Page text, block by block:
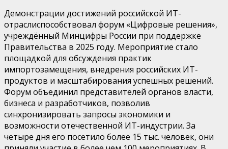
Демонстрации достижений российской ИТ-
отраслиспособствовал форум «Цифровые решения»,
учреждённый Минцифры России при поддержке
Правительства в 2025 году. Мероприятие стало
площадкой для обсуждения практик
импортозамещения, внедрения российских ИТ-
продуктов и масштабирования успешных решений.
Форум объединил представителей органов власти,
бизнеса и разработчиков, позволив
синхронизировать запросы экономики и
возможности отечественной ИТ-индустрии. За
четыре дня его посетило более 15 тыс. человек, они